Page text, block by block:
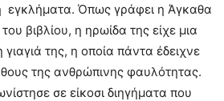
εγκλήματα. Όπως γράφει η Άγκαθα
βιβλίου, η ηρωίδα της είχε μια
γιαγιά της, η οποία πάντα έδειχνε
της ανθρώπινης φαυλότητας.
σε είκοσι διηγήματα που